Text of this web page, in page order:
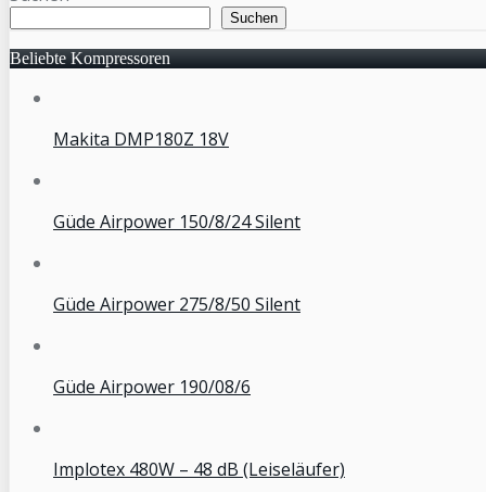
Suchen
Beliebte Kompressoren
Makita DMP180Z 18V
Güde Airpower 150/8/24 Silent
Güde Airpower 275/8/50 Silent
Güde Airpower 190/08/6
Implotex 480W – 48 dB (Leiseläufer)